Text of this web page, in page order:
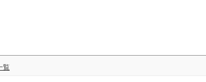
覧